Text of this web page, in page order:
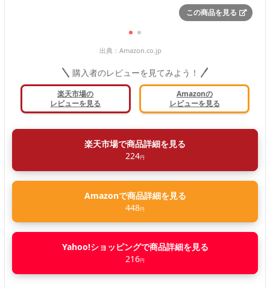
この商品を見る
出典： Amazon.co.jp
購入者のレビューを見てみよう！
楽天市場の
レビューを見る
Amazonの
レビューを見る
楽天市場で商品詳細を見る
224円
Amazonで商品詳細を見る
448円
Yahoo!ショッピングで商品詳細を見る
216円